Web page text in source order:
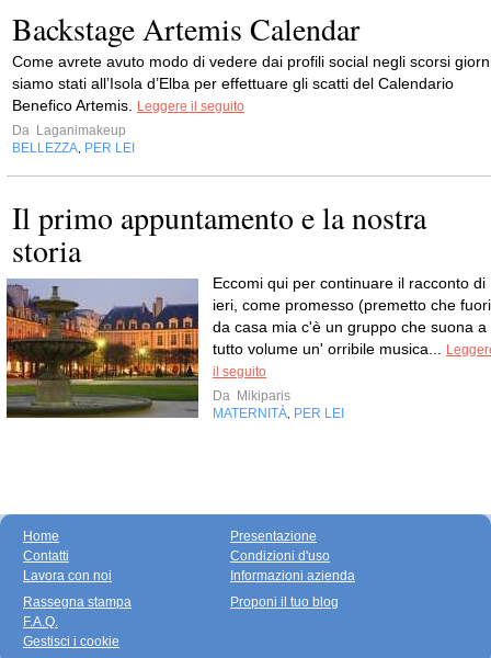
Backstage Artemis Calendar
Come avrete avuto modo di vedere dai profili social negli scorsi
siamo stati all’Isola d’Elba per effettuare gli scatti del Calendario
Benefico Artemis.
Leggere il seguito
Da Laganimakeup
BELLEZZA PER LEI
Il primo appuntamento e la nostra
storia
Eccomi qui per continuare il racconto di
ieri, come promesso (premetto che fuori
da casa mia c'è un gruppo che suona a
tutto volume un' orribile musica...
il seguito
Da Mikiparis
MATERNITÀ PER LEI
Home
Contatti
Lavora con noi
Presentazione
Condizioni d'uso
Informazioni azienda
Rassegna stampa
F.A.Q.
Gestisci i cookie
Proponi il tuo blog